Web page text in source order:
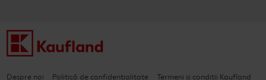
Despre noi Politică de confidențialitate
Termeni și condiții Kaufland